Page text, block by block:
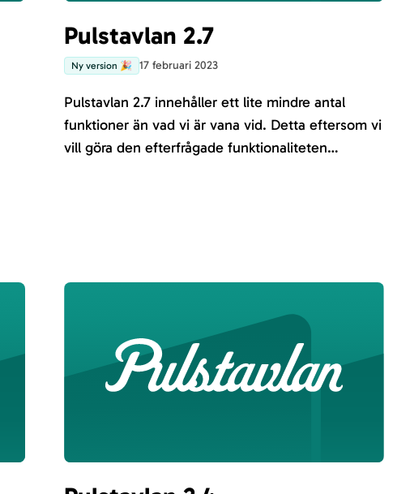
Pulstavlan 2.7
Ny version 🎉 17 februari 2023
Pulstavlan 2.7 innehåller ett lite mindre antal
funktioner än vad vi är vana vid. Detta eftersom vi
vill göra den efterfrågade funktionaliteten